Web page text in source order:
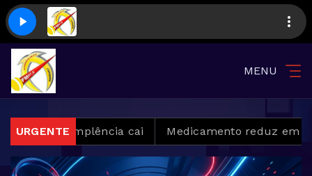
MENU
URGENTE
mas inadimplência cai Medicamento reduz em